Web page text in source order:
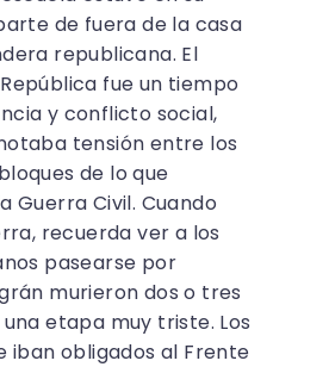
de fuera de la casa
republicana. El
fue un tiempo
y conflicto social,
tensión entre los
de lo que
Guerra Civil. Cuando
recuerda ver a los
pasearse por
murieron dos o tres
etapa muy triste. Los
iban obligados al Frente